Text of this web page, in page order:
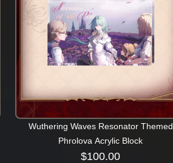
Wuthering Waves Resonator Themed
Phrolova Acrylic Block
$100.00